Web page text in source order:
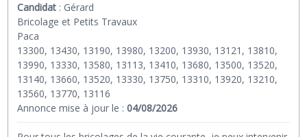
Candidat : Gérard
Bricolage et Petits Travaux
Paca
13300, 13430, 13190, 13980, 13200, 13930, 13121, 13810,
13990, 13330, 13580, 13113, 13410, 13680, 13500, 13520,
13140, 13660, 13520, 13330, 13750, 13310, 13920, 13210,
13560, 13770, 13116
Annonce mise à jour le :04/08/2026